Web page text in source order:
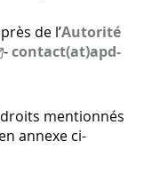
de l’Autorité
-contact(at)apd-
mentionnés
annexe ci-